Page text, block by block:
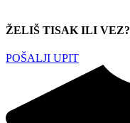
ŽELIŠ TISAK ILI VEZ?
POŠALJI UPIT